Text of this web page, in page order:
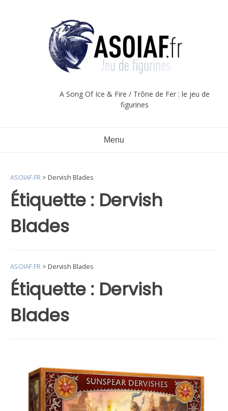
A Song Of Ice & Fire / Trône de Fer : le jeu de
figurines
Menu
Étiquette : Dervish
Blades
ASOIAF.FR > Dervish Blades
Étiquette : Dervish
Blades
ASOIAF.FR > Dervish Blades